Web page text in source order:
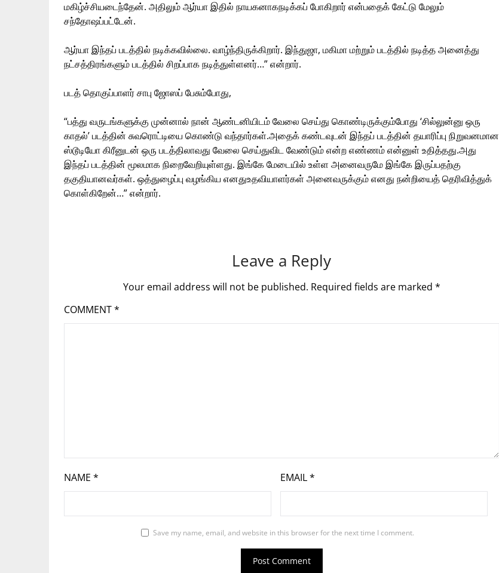
மகிழ்ச்சியடைந்தேன். அதிலும் ஆர்யா இதில் நாயகனாகநடிக்கப் போகிறார் என்பதைக் கேட்டு மேலும்
சந்தோஷப்பட்டேன்.
ஆர்யா இந்தப் படத்தில் நடிக்கவில்லை. வாழ்ந்திருக்கிறார். இந்துஜா, மகிமா மற்றும் படத்தில் நடித்த அனைத்து
நட்சத்திரங்களும் படத்தில் சிறப்பாக நடித்துள்ளனர்…” என்றார்.
படத் தொகுப்பாளர் சாபு ஜோஸப் பேசும்போது,
“பத்து வருடங்களுக்கு முன்னால் நான் ஆண்டனியிடம் வேலை செய்து கொண்டிருக்கும்போது ‘சில்லுன்னு ஒரு
காதல்’ படத்தின் சுவரொட்டியை கொண்டு வந்தார்கள்.அதைக் கண்டவுடன் இந்தப் படத்தின் தயாரிப்பு நிறுவனமான
ஸ்டூடியோ கிரீனுடன் ஒரு படத்திலாவது வேலை செய்துவிட வேண்டும் என்ற எண்ணம் என்னுள் உதித்தது.அது
இந்தப் படத்தின் மூலமாக நிறைவேறியுள்ளது. இங்கே மேடையில் உள்ள அனைவருமே இங்கே இருப்பதற்கு
தகுதியானவர்கள். ஒத்துழைப்பு வழங்கிய எனதுஉதவியாளர்கள் அனைவருக்கும் எனது நன்றியைத் தெரிவித்துக்
கொள்கிறேன்…” என்றார்.
Leave a Reply
Your email address will not be published. Required fields are marked *
COMMENT*
NAME * EMAIL*
Save my name, email, and website in this browser for the next time I comment.